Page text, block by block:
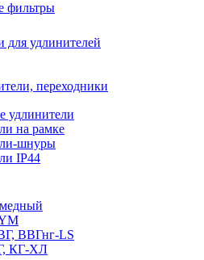
фильтры
для удлинителей
переходники
удлинители
на рамке
шнуры
IP44
ВВГнг-LS
КГ-ХЛ